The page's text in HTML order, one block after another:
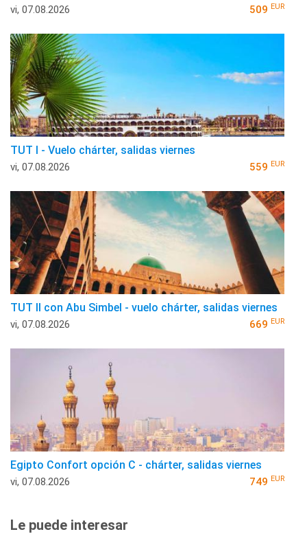
vi, 07.08.2026 509 EUR
TUT I - Vuelo chárter, salidas viernes
vi, 07.08.2026 559 EUR
TUT II con Abu Simbel - vuelo chárter, salidas viernes
vi, 07.08.2026 669 EUR
Egipto Confort opción C - chárter, salidas viernes
vi, 07.08.2026 749 EUR
Le puede interesar